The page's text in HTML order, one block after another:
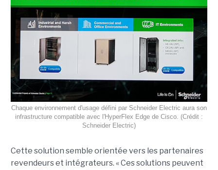
Chaque environnement d'usage défini par Schneider Electric aura son
infrastructure compatible avec l'HyperFlex Edge de Cisco. (Crédit :
Schneider Electric)
Cette solution semble orientée vers les partenaires
revendeurs et intégrateurs. « Ces solutions peuvent